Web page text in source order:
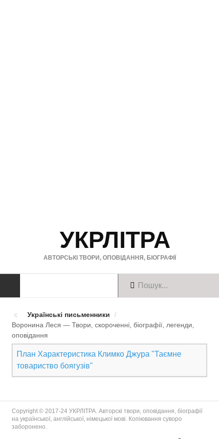
УКРЛІТРА
АВТОРСЬКІ ТВОРИ, ОПОВІДАННЯ, БІОГРАФІЇ
Твори українською
Твори англійською
Твори німецькою
Українські письменники
Українські письменники
/
Воронина Леся — Твори, скороченні, біографії, легенди,
оповiдання
План Характеристика Климко Джура "Таємне
товариство боягузів"
Copyright © 2017-24 УКРЛІТРА. Авторскі твори, оповідання, біографії
на української, англійської, німецької мові. Копіювання суворо
заборонено.